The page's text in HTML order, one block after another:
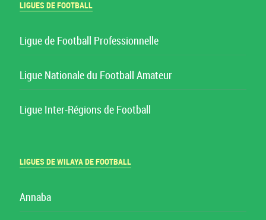
LIGUES DE FOOTBALL
Ligue de Football Professionnelle
Ligue Nationale du Football Amateur
Ligue Inter-Régions de Football
LIGUES DE WILAYA DE FOOTBALL
Annaba